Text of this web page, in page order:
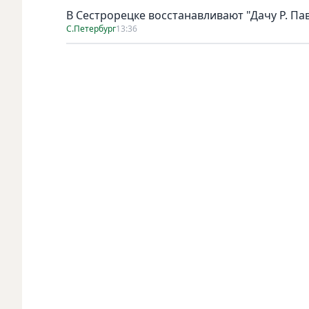
В Сестрорецке восстанавливают "Дачу Р.
С.Петербург13:36